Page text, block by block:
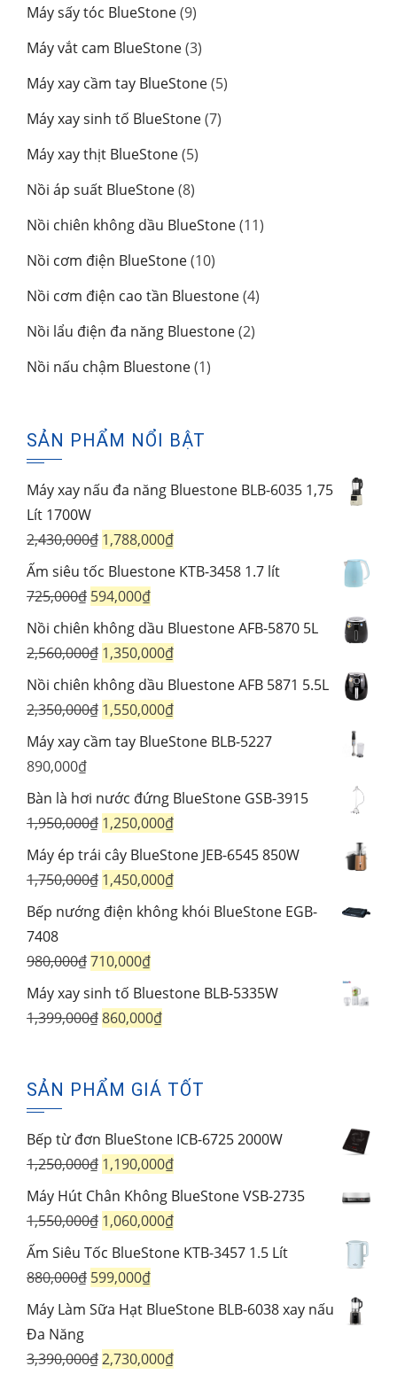
phẩm
Máy sấy tóc BlueStone 99
phẩm
Máy vắt cam BlueStone 33
phẩm
Máy xay cầm tay BlueStone 55
Máy xay sinh tố BlueStone 77
Máy xay thịt BlueStone 55
Nồi áp suất BlueStone 88
Nồi chiên không dầu BlueStone 1111
Nồi cơm điện BlueStone 1010
phẩm
Nồi cơm điện cao tần Bluestone 44
Nồi lẩu điện đa năng Bluestone 22
Nồi nấu chậm Bluestone 11
SẢN PHẨM NỔI BẬT
Máy xay nấu đa năng Bluestone BLB-6035 1,75
Lít 1700W
2,430,000₫ Giá
gốc
là:
1,788,000₫Giá
hiện
1,788,000₫.
Ấm siêu tốc Bluestone KTB-3458 1.7 lít
725,000₫ Giá
gốc
là:
594,000₫Giá
hiện
tại
594,000₫.
Nồi chiên không dầu Bluestone AFB-5870 5L
2,560,000₫ Giá
gốc
là:
1,350,000₫Giá
hiện
tại
1,350,000₫.
Nồi chiên không dầu Bluestone AFB 5871 5.5L
2,350,000₫ Giá
gốc
1,550,000₫Giá
hiện
1,550,000₫.
Máy xay cầm tay BlueStone BLB-5227
890,000₫
Bàn là hơi nước đứng BlueStone GSB-3915
1,950,000₫ Giá
gốc
là:
1,250,000₫Giá
tại
1,250,000₫.
Máy ép trái cây BlueStone JEB-6545 850W
1,750,000₫ Giá
gốc
1,750,000₫.
1,450,000₫Giá
hiện
Bếp nướng điện không khói BlueStone EGB-
7408
980,000₫Giá
gốc
là:
710,000₫Giá
hiện
tại
Máy xay sinh tố Bluestone BLB-5335W
1,399,000₫Giá
1,399,000₫.
860,000₫Giá
là:
SẢN PHẨM GIÁ TỐT
Bếp từ đơn BlueStone ICB-6725 2000W
1,250,000₫ Giá
gốc
là:
1,190,000₫Giá
hiện
tại
1,190,000₫.
Máy Hút Chân Không BlueStone VSB-2735
1,550,000₫ Giá
gốc
là:
1,060,000₫Giá
hiện
1,060,000₫.
Ấm Siêu Tốc BlueStone KTB-3457 1.5 Lít
880,000₫ Giá
gốc
880,000₫.
599,000₫Giá
hiện
là:
Máy Làm Sữa Hạt BlueStone BLB-6038 xay nấu
Đa Năng
3,390,000₫ Giá
2,730,000₫Giá